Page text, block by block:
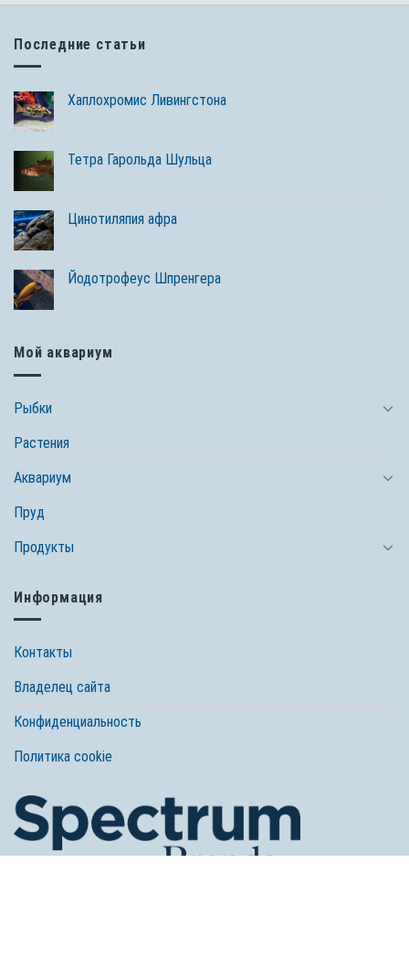
Последние статьи
Хаплохромис Ливингстона
Тетра Гарольда Шульца
Цинотиляпия афра
Йодотрофеус Шпренгера
Мой аквариум
Рыбки
Растения
Аквариум
Пруд
Продукты
Информация
Контакты
Владелец сайта
Конфиденциальность
Политика cookie